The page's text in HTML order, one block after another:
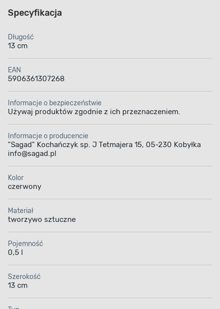
Specyfikacja
Długość
13 cm
EAN
5906361307268
Informacje o bezpieczeństwie
Używaj produktów zgodnie z ich przeznaczeniem.
Informacje o producencie
"Sagad" Kochańczyk sp. J Tetmajera 15, 05-230 Kobyłka
info@sagad.pl
Kolor
czerwony
Materiał
tworzywo sztuczne
Pojemność
0,5 l
Szerokość
13 cm